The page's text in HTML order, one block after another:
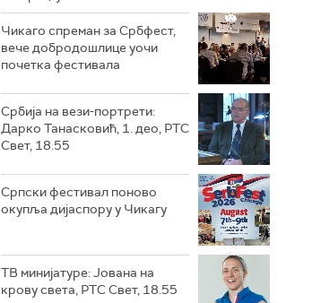
Чикаго спреман за Србфест,
вече добродошлице уочи
почетка фестивала
Србија на вези-портрети:
Дарко Танасковић, 1. део, РТС
Свет, 18.55
Српски фестивал поново
окупља дијаспору у Чикагу
ТВ минијатуре: Јована на
крову света, РТС Свет, 18.55